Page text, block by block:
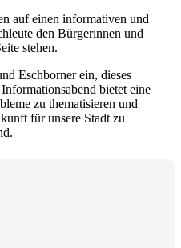
auf einen informativen und
den Bürgerinnen und
stehen.
Eschborner ein, dieses
bietet eine
zu thematisieren und
für unsere Stadt zu